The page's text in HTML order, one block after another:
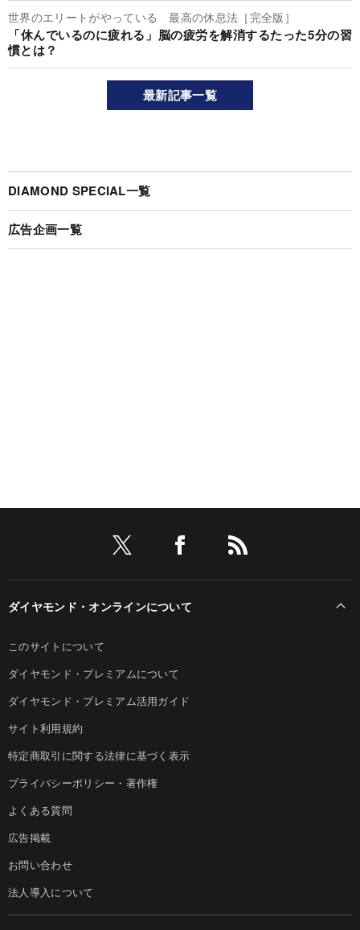
世界のエリートがやっている 最高の休息法［完全版］
「休んでいるのに疲れる」脳の疲労を解消するたった5分の習
慣とは？
最新記事一覧
DIAMOND SPECIAL一覧
広告企画一覧
ダイヤモンド・オンラインについて
このサイトについて
ダイヤモンド・プレミアムについて
ダイヤモンド・プレミアム活用ガイド
サイト利用規約
特定商取引に関する法律に基づく表示
プライバシーポリシー・著作権
よくある質問
広告掲載
お問い合わせ
法人導入について